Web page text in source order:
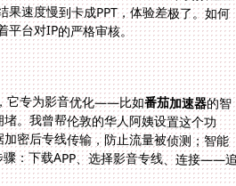
平台对IP的严格审核。
它专为影音优化——比如番茄加速器的智
能推荐最优线路。想象你点击“播放”时，加速器自动选择最快回国节点，绕过拥堵。我曾帮伦敦的华人阿姨设置这个功
能，她追《甄嬛传》再也不担心“正在转圈”了。核心优势还在于多重保障：数据加密后专线传输，防止流量被侦测；智能
分流技术确保即使高峰期，带宽稳定如专享100M通道。具体操作中，只需三步骤：下载APP、选择影音专线、连接——追